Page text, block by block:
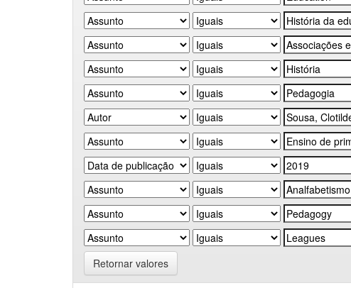
Retornar valores